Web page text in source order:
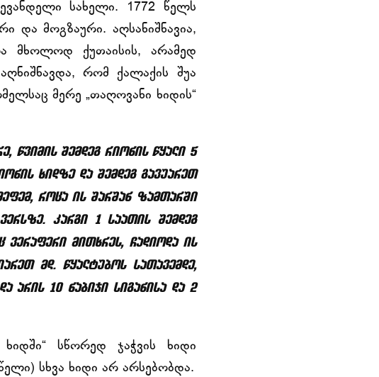
სახელი. 1772 წელს
და მოგზაური. აღსანიშნავია,
მხოლოდ ქუთაისის, არამედ
რომ ქალაქის შუა
მერე „თაღოვანი ხიდის“
წვიმის შემდეგ რიონის წყალი 5
ხიდზე და შემდეგ გავუარეთ
როცა ის შარშან ზამთარში
კარგი 1 საათის შემდეგ
ვერაფერი მითხრეს, ჩადიოდა ის
მდ. წყალტუბოს სათავემდე,
არის 10 ნაბიჯი სიგანისა და 2
სწორედ ჯაჭვის ხიდი
სხვა ხიდი არ არსებობდა.